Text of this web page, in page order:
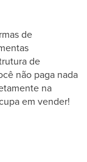
de
de
não paga nada
na
em vender!